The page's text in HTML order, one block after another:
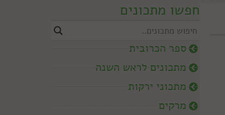
חפשו מתכונים
ספר הכרובית
מתכונים לראש השנה
מתכוני ירקות
מרקים